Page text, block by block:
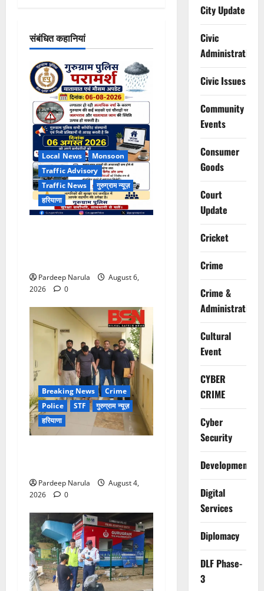
संबंधित कहानियां
Local News
Monsoon
Traffic Advisory
Traffic News
गुरुग्राम न्यूज़
हरियाणा
Pardeep Narula
August 6,
2026
0
Breaking News
Crime
Police
STF
गुरुग्राम न्यूज़
हरियाणा
Pardeep Narula
August 4,
2026
0
City Update
Civic
Administration
Civic Issues
Community
Events
Consumer
Goods
Court
Update
Cricket
Crime
Crime &
Administration
Cultural
Event
CYBER
CRIME
Cyber
Security
Development
Digital
Services
Diplomacy
DLF Phase-
3